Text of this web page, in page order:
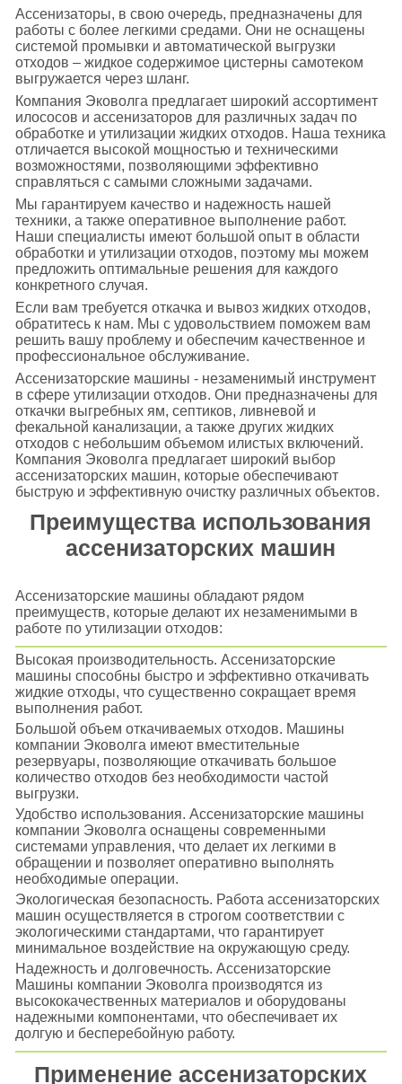
Ассенизаторы, в свою очередь, предназначены для
работы с более легкими средами. Они не оснащены
системой промывки и автоматической выгрузки
отходов – жидкое содержимое цистерны самотеком
выгружается через шланг.
Компания Эковолга предлагает широкий ассортимент
илососов и ассенизаторов для различных задач по
обработке и утилизации жидких отходов. Наша техника
отличается высокой мощностью и техническими
возможностями, позволяющими эффективно
справляться с самыми сложными задачами.
Мы гарантируем качество и надежность нашей
техники, а также оперативное выполнение работ.
Наши специалисты имеют большой опыт в области
обработки и утилизации отходов, поэтому мы можем
предложить оптимальные решения для каждого
конкретного случая.
Если вам требуется откачка и вывоз жидких отходов,
обратитесь к нам. Мы с удовольствием поможем вам
решить вашу проблему и обеспечим качественное и
профессиональное обслуживание.
Ассенизаторские машины - незаменимый инструмент
в сфере утилизации отходов. Они предназначены для
откачки выгребных ям, септиков, ливневой и
фекальной канализации, а также других жидких
отходов с небольшим объемом илистых включений.
Компания Эковолга предлагает широкий выбор
ассенизаторских машин, которые обеспечивают
быструю и эффективную очистку различных объектов.
Преимущества использования
ассенизаторских машин
Ассенизаторские машины обладают рядом
преимуществ, которые делают их незаменимыми в
работе по утилизации отходов:
Высокая производительность. Ассенизаторские
машины способны быстро и эффективно откачивать
жидкие отходы, что существенно сокращает время
выполнения работ.
Большой объем откачиваемых отходов. Машины
компании Эковолга имеют вместительные
резервуары, позволяющие откачивать большое
количество отходов без необходимости частой
выгрузки.
Удобство использования. Ассенизаторские машины
компании Эковолга оснащены современными
системами управления, что делает их легкими в
обращении и позволяет оперативно выполнять
необходимые операции.
Экологическая безопасность. Работа ассенизаторских
машин осуществляется в строгом соответствии с
экологическими стандартами, что гарантирует
минимальное воздействие на окружающую среду.
Надежность и долговечность. Ассенизаторские
Машины компании Эковолга производятся из
высококачественных материалов и оборудованы
надежными компонентами, что обеспечивает их
долгую и бесперебойную работу.
Применение ассенизаторских